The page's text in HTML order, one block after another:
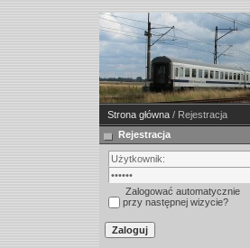
Strona główna / Rejestracja
Rejestracja
Zalogować automatycznie
przy następnej wizycie?